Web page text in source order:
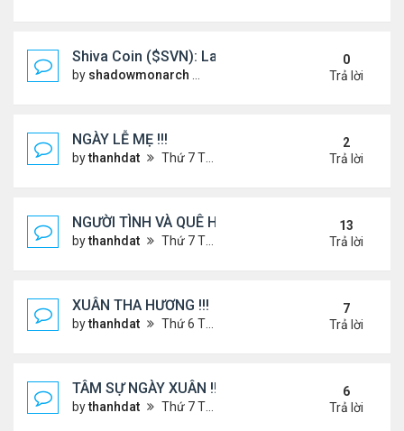
Shiva Coin ($SVN): Launching a Spiritually
by shadowmonarch Thứ 2 Tháng 5 19, 2025 7:01 am
0
Trả lời
NGÀY LỄ MẸ !!!
bythanhdat Thứ 7 Tháng 5 10, 2025 4:21 pm
2
Trả lời
NGƯỜI TÌNH VÀ QUÊ HƯƠNG
bythanhdat Thứ 7 Tháng 7 13, 2024 12:55 pm
13
Trả lời
XUÂN THA HƯƠNG !!!
bythanhdat Thứ 6 Tháng 1 24, 2025 2:26 am
7
Trả lời
TÂM SỰ NGÀY XUÂN !!!
bythanhdat Thứ 7 Tháng 1 25, 2025 10:28 am
6
Trả lời